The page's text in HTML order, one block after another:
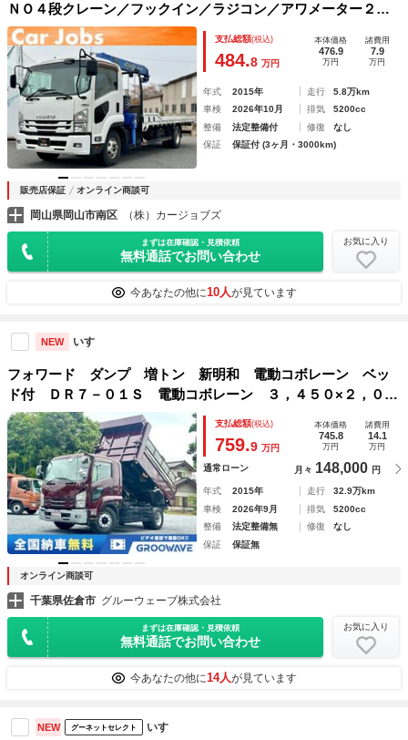
ＮＯ４段クレーン／フックイン／ラジコン／アワメーター２８
７６．０ｈ／オートエアコン／フローティングナビ／Ｂｌｕｅ
ｔｏｏｔｈ／ＴＶ／ＥＴＣ／ドラレコ／リヤカメラ
支払総額(税込)
484.8 万円
本体価格
476.9
万円
諸費用
7.9
万円
年式 2015年 走行
5.8万km
車検
2026年10月 排気
5200cc
整備
法定整備付 修復
なし
保証
保証付 (3ヶ月・3000km)
販売店保証 オンライン商談可
岡山県岡山市南区 （株）カージョブズ
まずは在庫確認・見積依頼
無料通話でお問い合わせ
お気に入り
今あなたの他に10人が見ています
NEW いすゞ
フォワード ダンプ 増トン 新明和 電動コボレーン ベッ
ド付 ＤＲ７－０１Ｓ 電動コボレーン ３，４５０×２，０８
０ メッキパーツ 車検付 新明和ダンプ 新明和増トンダン
プ バックカメラ（カラー） ＥＴＣ１．０ Ｆ６ ＭＴ メ
ッキバンパー
支払総額(税込)
759.9 万円
本体価格
745.8
万円
諸費用
14.1
万円
通常ローン 月々 148,000 円
年式 2015年 走行
32.9万km
車検
2026年9月 排気
5200cc
整備
法定整備無 修復
なし
保証
保証無
オンライン商談可
千葉県佐倉市 グルーウェーブ株式会社
まずは在庫確認・見積依頼
無料通話でお問い合わせ
お気に入り
今あなたの他に14人が見ています
NEW グーネットセレクト いすゞ